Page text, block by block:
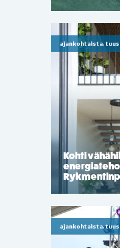
ajankohtaista,
Kohti
ajankohtaista,